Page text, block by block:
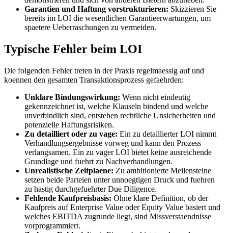
Garantien und Haftung vorstrukturieren: Skizzieren Sie
bereits im LOI die wesentlichen Garantieerwartungen, um
spaetere Ueberraschungen zu vermeiden.
Typische Fehler beim LOI
Die folgenden Fehler treten in der Praxis regelmaessig auf und
koennen den gesamten Transaktionsprozess gefaehrden:
Unklare Bindungswirkung: Wenn nicht eindeutig
gekennzeichnet ist, welche Klauseln bindend und welche
unverbindlich sind, entstehen rechtliche Unsicherheiten und
potenzielle Haftungsrisiken.
Zu detailliert oder zu vage: Ein zu detaillierter LOI nimmt
Verhandlungsergebnisse vorweg und kann den Prozess
verlangsamen. Ein zu vager LOI bietet keine ausreichende
Grundlage und fuehrt zu Nachverhandlungen.
Unrealistische Zeitplaene: Zu ambitionierte Meilensteine
setzen beide Parteien unter unnoegtigen Druck und fuehren
zu hastig durchgefuehrter Due Diligence.
Fehlende Kaufpreisbasis: Ohne klare Definition, ob der
Kaufpreis auf Enterprise Value oder Equity Value basiert und
welches EBITDA zugrunde liegt, sind Missverstaendnisse
vorprogrammiert.